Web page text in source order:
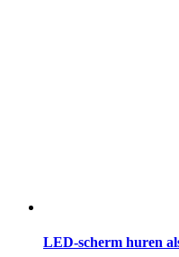
LED-scherm huren